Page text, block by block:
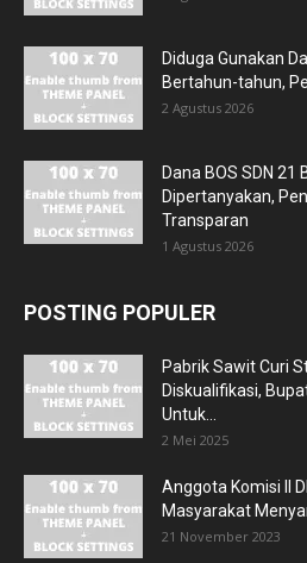
Diduga Gunakan
Bertahun-tahun,
2 Agustus 2026
Dana BOS SDN 21
Dipertanyakan,
Transparan
1 Agustus 2026
POSTING POPULER
Pabrik Sawit Curi
Diskualifikasi,
Untuk...
2 Mei 2025
Anggota Komisi II
Masyarakat
21 November 2023